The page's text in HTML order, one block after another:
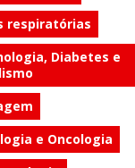
respiratórias
Diabetes e
e Oncologia